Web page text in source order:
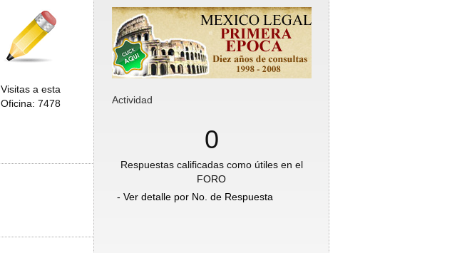
Visitas a esta
Oficina: 7478
Actividad
0
Respuestas calificadas como útiles en el
FORO
- Ver detalle por No. de Respuesta